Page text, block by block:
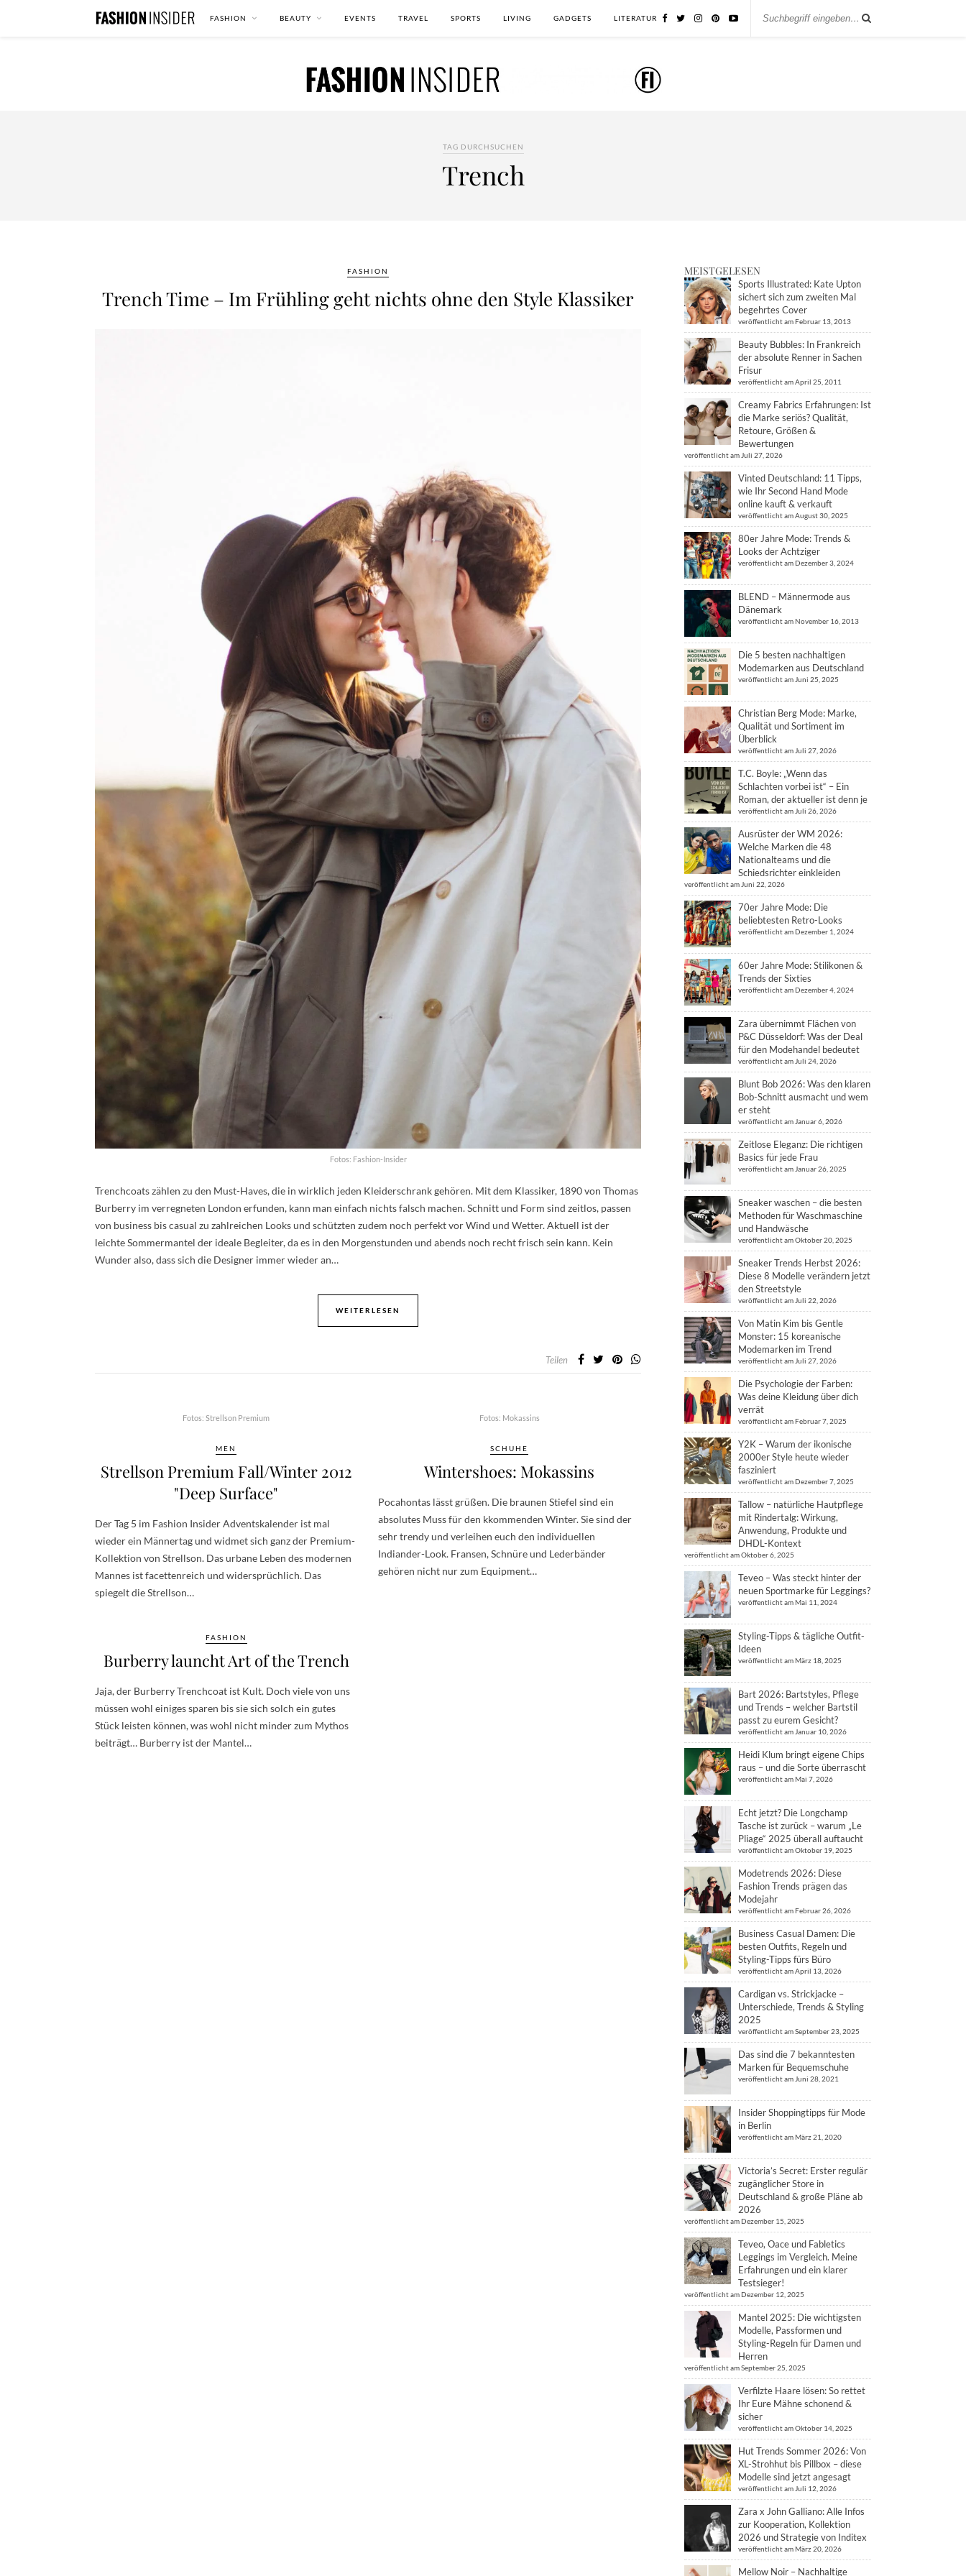
FASHION BEAUTY EVENTS TRAVEL SPORTS LIVING GADGETS LITERATUR
TAG DURCHSUCHEN
Trench
FASHION
Trench Time – Im Frühling geht nichts ohne den Style Klassiker
Fotos: Fashion-Insider
Trenchcoats zählen zu den Must-Haves, die in wirklich jeden Kleiderschrank gehören. Mit dem Klassiker, 1890 von Thomas
Burberry im verregneten London erfunden, kann man einfach nichts falsch machen. Schnitt und Form sind zeitlos, passen
von business bis casual zu zahlreichen Looks und schützten zudem noch perfekt vor Wind und Wetter. Aktuell ist der
leichte Sommermantel der ideale Begleiter, da es in den Morgenstunden und abends noch recht frisch sein kann. Kein
Wunder also, dass sich die Designer immer wieder an…
WEITERLESEN
Teilen
Fotos: Strellson Premium
MEN
Strellson Premium Fall/Winter 2012
"Deep Surface"
Der Tag 5 im Fashion Insider Adventskalender ist mal
wieder ein Männertag und widmet sich ganz der Premium-
Kollektion von Strellson. Das urbane Leben des modernen
Mannes ist facettenreich und widersprüchlich. Das
spiegelt die Strellson…
Fotos: Mokassins
SCHUHE
Wintershoes: Mokassins
Pocahontas lässt grüßen. Die braunen Stiefel sind ein
absolutes Muss für den kkommenden Winter. Sie sind der
sehr trendy und verleihen euch den individuellen
Indiander-Look. Fransen, Schnüre und Lederbänder
gehören nicht nur zum Equipment…
FASHION
Burberry launcht Art of the Trench
Jaja, der Burberry Trenchcoat ist Kult. Doch viele von uns
müssen wohl einiges sparen bis sie sich solch ein gutes
Stück leisten können, was wohl nicht minder zum Mythos
beiträgt… Burberry ist der Mantel…
MEISTGELESEN
Sports Illustrated: Kate Upton
sichert sich zum zweiten Mal
begehrtes Cover
veröffentlicht am Februar 13, 2013
Beauty Bubbles: In Frankreich
der absolute Renner in Sachen
Frisur
veröffentlicht am April 25, 2011
Creamy Fabrics Erfahrungen: Ist
die Marke seriös? Qualität,
Retoure, Größen &
Bewertungen
veröffentlicht am Juli 27, 2026
Vinted Deutschland: 11 Tipps,
wie Ihr Second Hand Mode
online kauft & verkauft
veröffentlicht am August 30, 2025
80er Jahre Mode: Trends &
Looks der Achtziger
veröffentlicht am Dezember 3, 2024
BLEND – Männermode aus
Dänemark
veröffentlicht am November 16, 2013
Die 5 besten nachhaltigen
Modemarken aus Deutschland
veröffentlicht am Juni 25, 2025
Christian Berg Mode: Marke,
Qualität und Sortiment im
Überblick
veröffentlicht am Juli 27, 2026
T.C. Boyle: „Wenn das
Schlachten vorbei ist“ – Ein
Roman, der aktueller ist denn je
veröffentlicht am Juli 26, 2026
Ausrüster der WM 2026:
Welche Marken die 48
Nationalteams und die
Schiedsrichter einkleiden
veröffentlicht am Juni 22, 2026
70er Jahre Mode: Die
beliebtesten Retro-Looks
veröffentlicht am Dezember 1, 2024
60er Jahre Mode: Stilikonen &
Trends der Sixties
veröffentlicht am Dezember 4, 2024
Zara übernimmt Flächen von
P&C Düsseldorf: Was der Deal
für den Modehandel bedeutet
veröffentlicht am Juli 24, 2026
Blunt Bob 2026: Was den klaren
Bob-Schnitt ausmacht und wem
er steht
veröffentlicht am Januar 6, 2026
Zeitlose Eleganz: Die richtigen
Basics für jede Frau
veröffentlicht am Januar 26, 2025
Sneaker waschen – die besten
Methoden für Waschmaschine
und Handwäsche
veröffentlicht am Oktober 20, 2025
Sneaker Trends Herbst 2026:
Diese 8 Modelle verändern jetzt
den Streetstyle
veröffentlicht am Juli 22, 2026
Von Matin Kim bis Gentle
Monster: 15 koreanische
Modemarken im Trend
veröffentlicht am Juli 27, 2026
Die Psychologie der Farben:
Was deine Kleidung über dich
verrät
veröffentlicht am Februar 7, 2025
Y2K – Warum der ikonische
2000er Style heute wieder
fasziniert
veröffentlicht am Dezember 7, 2025
Tallow – natürliche Hautpflege
mit Rindertalg: Wirkung,
Anwendung, Produkte und
DHDL-Kontext
veröffentlicht am Oktober 6, 2025
Teveo – Was steckt hinter der
neuen Sportmarke für Leggings?
veröffentlicht am Mai 11, 2024
Styling-Tipps & tägliche Outfit-
Ideen
veröffentlicht am März 18, 2025
Bart 2026: Bartstyles, Pflege
und Trends – welcher Bartstil
passt zu eurem Gesicht?
veröffentlicht am Januar 10, 2026
Heidi Klum bringt eigene Chips
raus – und die Sorte überrascht
veröffentlicht am Mai 7, 2026
Echt jetzt? Die Longchamp
Tasche ist zurück – warum „Le
Pliage“ 2025 überall auftaucht
veröffentlicht am Oktober 19, 2025
Modetrends 2026: Diese
Fashion Trends prägen das
Modejahr
veröffentlicht am Februar 26, 2026
Business Casual Damen: Die
besten Outfits, Regeln und
Styling-Tipps fürs Büro
veröffentlicht am April 13, 2026
Cardigan vs. Strickjacke –
Unterschiede, Trends & Styling
2025
veröffentlicht am September 23, 2025
Das sind die 7 bekanntesten
Marken für Bequemschuhe
veröffentlicht am Juni 28, 2021
Insider Shoppingtipps für Mode
in Berlin
veröffentlicht am März 21, 2020
Victoria’s Secret: Erster regulär
zugänglicher Store in
Deutschland & große Pläne ab
2026
veröffentlicht am Dezember 15, 2025
Teveo, Oace und Fabletics
Leggings im Vergleich. Meine
Erfahrungen und ein klarer
Testsieger!
veröffentlicht am Dezember 12, 2025
Mantel 2025: Die wichtigsten
Modelle, Passformen und
Styling-Regeln für Damen und
Herren
veröffentlicht am September 25, 2025
Verfilzte Haare lösen: So rettet
Ihr Eure Mähne schonend &
sicher
veröffentlicht am Oktober 14, 2025
Hut Trends Sommer 2026: Von
XL-Strohhut bis Pillbox – diese
Modelle sind jetzt angesagt
veröffentlicht am Juli 12, 2026
Zara x John Galliano: Alle Infos
zur Kooperation, Kollektion
2026 und Strategie von Inditex
veröffentlicht am März 20, 2026
Mellow Noir – Nachhaltige